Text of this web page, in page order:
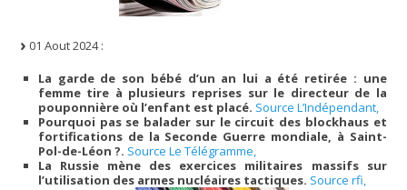
01 Aout 2024 :
La garde de son bébé d’un an lui a été retirée : une
femme tire à plusieurs reprises sur le directeur de la
pouponnière où l’enfant est placé. Source L’Indépendant,
Pourquoi pas se balader sur le circuit des blockhaus et
fortifications de la Seconde Guerre mondiale, à Saint-
Pol-de-Léon ?. Source Le Télégramme,
La Russie mène des exercices militaires massifs sur
l’utilisation des armes nucléaires tactiques. Source rfi,